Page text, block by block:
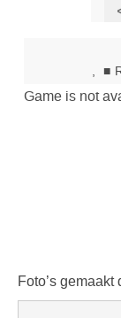
Foto’s